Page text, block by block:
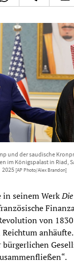
und der saudische
im Königspalast in Riad,
2025 [AP Photo/Alex Brandon]
in seinem Werk
von
anhäufte.